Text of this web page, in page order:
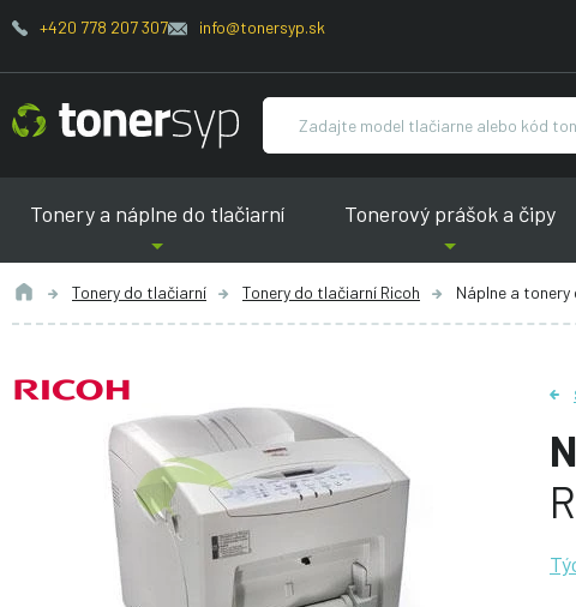
+420 778 207 307 info@tonersyp.sk
Tonery a náplne do tlačiarní Tonerový prášok a čipy
Tonery do tlačiarní Tonery do tlačiarní Ricoh Náplne a